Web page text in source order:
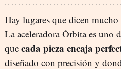
Hay lugares que dicen
La aceleradora Órbita es uno
que cada pieza encaja
diseñado con precisión y